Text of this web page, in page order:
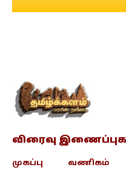
விரைவு
முகப்பு வணிகம்